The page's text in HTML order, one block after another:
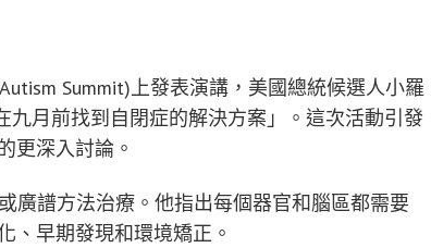
Summit)上發表演講，美國總統候選人小羅
九月前找到自閉症的解決方案」。這次活動引發
更深入討論。
廣譜方法治療。他指出每個器官和腦區都需要
、早期發現和環境矯正。